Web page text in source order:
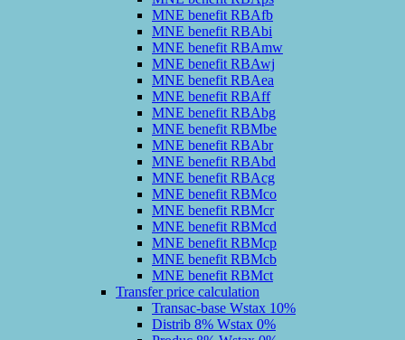
MNE benefit RBAfb
MNE benefit RBAbi
MNE benefit RBAmw
MNE benefit RBAwj
MNE benefit RBAea
MNE benefit RBAff
MNE benefit RBAbg
MNE benefit RBMbe
MNE benefit RBAbr
MNE benefit RBAbd
MNE benefit RBAcg
MNE benefit RBMco
MNE benefit RBMcr
MNE benefit RBMcd
MNE benefit RBMcp
MNE benefit RBMcb
MNE benefit RBMct
Transfer price calculation
Transac-base Wstax 10%
Distrib 8% Wstax 0%